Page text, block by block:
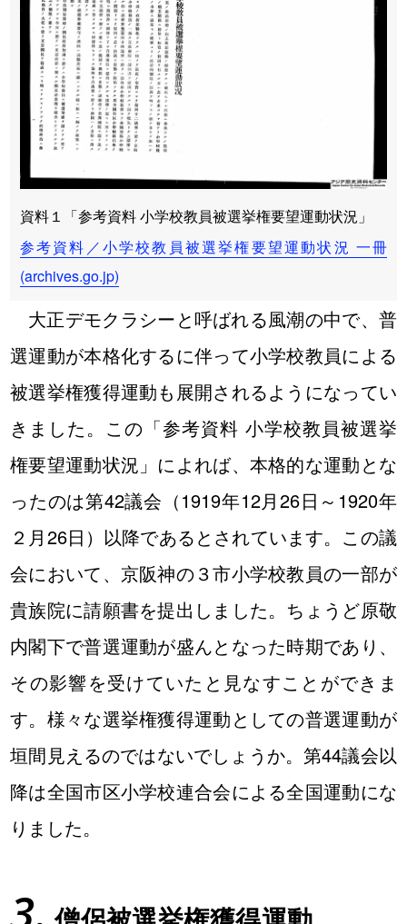
資料１「参考資料 小学校教員被選挙権要望運動状況」
参考資料／小学校教員被選挙権要望運動状況 一冊
(archives.go.jp)
大正デモクラシーと呼ばれる風潮の中で、普
選運動が本格化するに伴って小学校教員による
被選挙権獲得運動も展開されるようになってい
きました。この「参考資料 小学校教員被選挙
権要望運動状況」によれば、本格的な運動とな
ったのは第42議会（1919年12月26日～1920年
２月26日）以降であるとされています。この議
会において、京阪神の３市小学校教員の一部が
貴族院に請願書を提出しました。ちょうど原敬
内閣下で普選運動が盛んとなった時期であり、
その影響を受けていたと見なすことができま
す。様々な選挙権獲得運動としての普選運動が
垣間見えるのではないでしょうか。第44議会以
降は全国市区小学校連合会による全国運動にな
りました。